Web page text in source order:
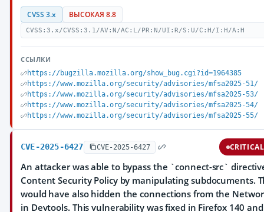
CVSS 3.x ВЫСОКАЯ 8.8
CVSS:3.x/CVSS:3.1/AV:N/AC:L/PR:N/UI:R/S:U/C:H/I:H/A:H
ССЫЛКИ
https://bugzilla.mozilla.org/show_bug.cgi?id=1964385
https://www.mozilla.org/security/advisories/mfsa2025-51/
https://www.mozilla.org/security/advisories/mfsa2025-53/
https://www.mozilla.org/security/advisories/mfsa2025-54/
https://www.mozilla.org/security/advisories/mfsa2025-55/
CVE-2025-6427 CVE-2025-6427 CRITICAL
An attacker was able to bypass the `connect-src`
Content Security Policy by manipulating subdocuments.
would have also hidden the connections from the
in Devtools. This vulnerability was fixed in Firefox 140 and